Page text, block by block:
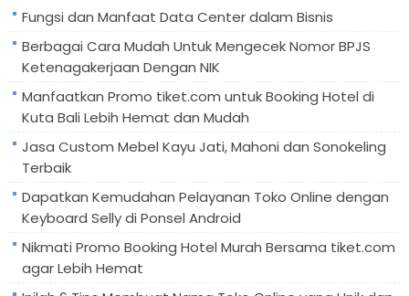
Fungsi dan Manfaat Data Center dalam Bisnis
Berbagai Cara Mudah Untuk Mengecek Nomor BPJS
Ketenagakerjaan Dengan NIK
Manfaatkan Promo tiket.com untuk Booking Hotel di
Kuta Bali Lebih Hemat dan Mudah
Jasa Custom Mebel Kayu Jati, Mahoni dan Sonokeling
Terbaik
Dapatkan Kemudahan Pelayanan Toko Online dengan
Keyboard Selly di Ponsel Android
Nikmati Promo Booking Hotel Murah Bersama tiket.com
agar Lebih Hemat